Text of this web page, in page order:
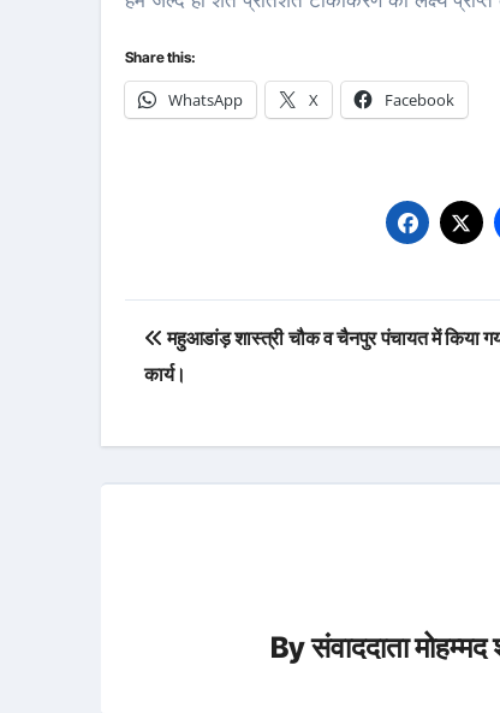
Share this:
WhatsApp X Facebook
Post
navigation
महुआडांड़ शास्त्री चौक व चैनपुर पंचायत में किया
कार्य।
Byसंवाददाता